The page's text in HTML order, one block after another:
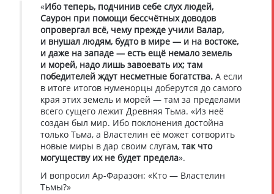
«Ибо теперь, подчинив себе слух людей,
Саурон при помощи бессчётных доводов
опровергал всё, чему прежде учили Валар,
и внушал людям, будто в мире — и на востоке,
и даже на западе — есть ещё немало земель
и морей, надо лишь завоевать их; там
победителей ждут несметные богатства. А если
в итоге итогов нуменорцы доберутся до самого
края этих земель и морей — там за пределами
всего сущего лежит Древняя Тьма. «Из неё
создан был мир. Ибо поклонения достойна
только Тьма, а Властелин её может сотворить
новые миры в дар своим слугам, так что
могуществу их не будет предела».
И вопросил Ар-Фаразон: «Кто — Властелин
Тьмы?»